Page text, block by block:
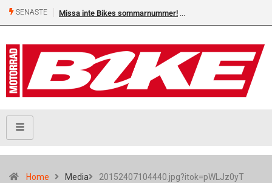
SENASTE Missa inte Bikes sommarnummer!
Home Media 20152407104440.jpg?itok=pWLJz0yT